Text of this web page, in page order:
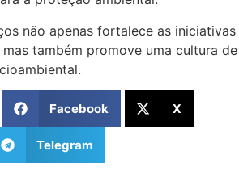
não apenas fortalece as iniciativas
também promove uma cultura de
Facebook X
Telegram